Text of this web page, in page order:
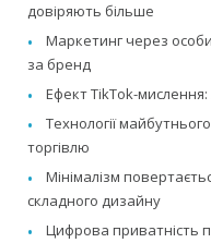
довіряють більше
Маркетинг через
за бренд
Ефект TikTok-
Технології
торгівлю
Мінімалізм
складного дизайну
Цифрова приватність